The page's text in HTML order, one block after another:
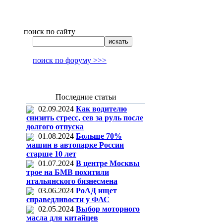
поиск по сайту
поиск по форуму >>>
Последние статьи
02.09.2024 Как водителю
снизить стресс, сев за руль после
долгого отпуска
01.08.2024 Больше 70%
машин в автопарке России
старше 10 лет
01.07.2024 В центре Москвы
трое на БМВ похитили
итальянского бизнесмена
03.06.2024 РоАД ищет
справедливости у ФАС
02.05.2024 Выбор моторного
масла для китайцев